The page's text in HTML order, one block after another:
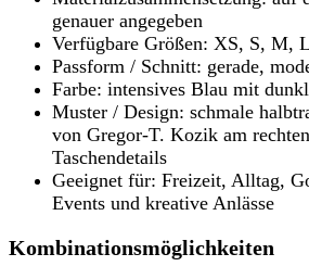
genauer angegeben
Verfügbare Größen: XS, S, M,
Passform / Schnitt: gerade,
Farbe: intensives Blau mit
Muster / Design: schmale
von Gregor-T. Kozik am
Taschendetails
Geeignet für: Freizeit, Alltag,
Events und kreative Anlässe
Kombinationsmöglichkeiten